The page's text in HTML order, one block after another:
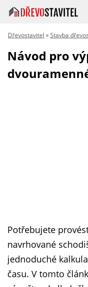
Dřevostavitel »Stavba
Návod pro
Potřebujete
navrhované
jednoduché
času. V tomto